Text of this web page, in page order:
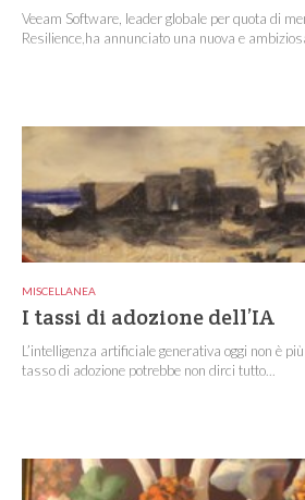
Veeam Software, leader globale per quota di
Resilience,ha annunciato una nuova e
MISCELLANEA
I tassi di adozione dell’IA
L’intelligenza artificiale generativa oggi non è
tasso di adozione potrebbe non dirci tutto...